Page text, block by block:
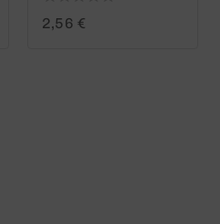
0
2,56 €